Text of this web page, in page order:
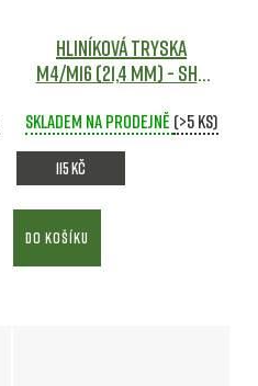
Hliníková tryska
M4/M16 (21,4 mm) - SHS
Skladem na prodejně (>5 ks)
115 Kč
DO KOŠÍKU